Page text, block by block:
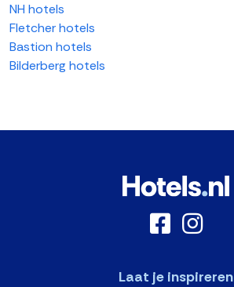
NH hotels
Fletcher hotels
Bastion hotels
Bilderberg hotels
Laat je inspireren